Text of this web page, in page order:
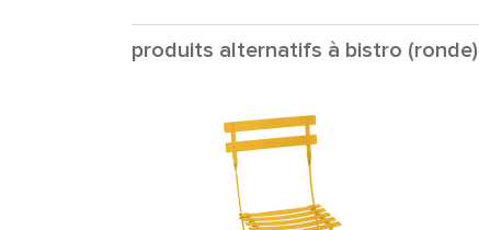
produits alternatifs à bistro (ronde)